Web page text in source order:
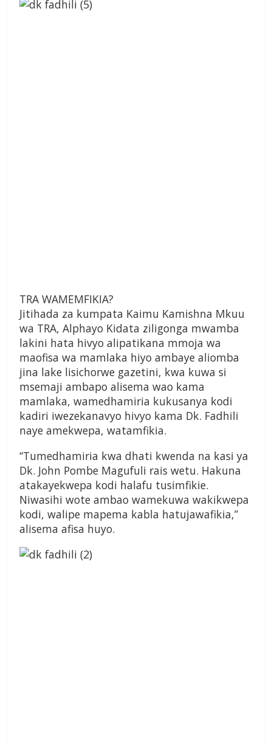
TRA WAMEMFIKIA?
Jitihada za kumpata Kaimu Kamishna Mkuu
wa TRA, Alphayo Kidata ziligonga mwamba
lakini hata hivyo alipatikana mmoja wa
maofisa wa mamlaka hiyo ambaye aliomba
jina lake lisichorwe gazetini, kwa kuwa si
msemaji ambapo alisema wao kama
mamlaka, wamedhamiria kukusanya kodi
kadiri iwezekanavyo hivyo kama Dk. Fadhili
naye amekwepa, watamfikia.
“Tumedhamiria kwa dhati kwenda na kasi ya
Dk. John Pombe Magufuli rais wetu. Hakuna
atakayekwepa kodi halafu tusimfikie.
Niwasihi wote ambao wamekuwa wakikwepa
kodi, walipe mapema kabla hatujawafikia,”
alisema afisa huyo.